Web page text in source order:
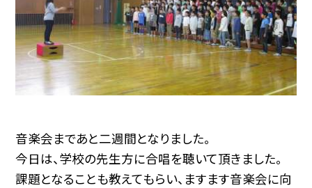
音楽会まであと二週間となりました。
今日は、学校の先生方に合唱を聴いて頂きました。
課題となることも教えてもらい、ますます音楽会に向